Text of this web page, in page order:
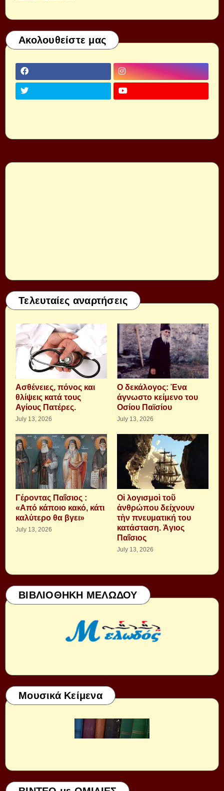
Ακολουθείστε μας
Τελευταίες αναρτήσεις
Aσθένειες, πόνος και
θλίψεις κατά τους
Αγίους Πατέρες.
July 13, 2026
Ο δεκάλογος: Ένα
άγνωστο κείμενο του
Οσίου Παϊσίου
July 13, 2026
Γέροντας Παΐσιος :
«Από κάποιο κακό, κάτι
καλύτερο θα βγει»
July 13, 2026
Οἱ λογισμοὶ τοῦ
ἀνθρώπου δείχνουν
τὴν πνευματική του
κατάσταση. Ἁγιος
Παΐσιος
July 13, 2026
ΒΙΒΛΙΟΘΗΚΗ ΜΕΛΩΔΟΥ
Μουσικά Κείμενα